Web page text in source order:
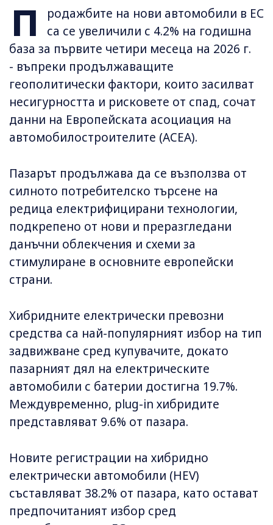
П
родажбите на нови автомобили в ЕС
са се увеличили с 4.2% на годишна
база за първите четири месеца на 2026 г.
- въпреки продължаващите
геополитически фактори, които засилват
несигурността и рисковете от спад, сочат
данни на Европейската асоциация на
автомобилостроителите (ACEA).
Пазарът продължава да се възползва от
силното потребителско търсене на
редица електрифицирани технологии,
подкрепено от нови и преразгледани
данъчни облекчения и схеми за
стимулиране в основните европейски
страни.
Хибридните електрически превозни
средства са най-популярният избор на тип
задвижване сред купувачите, докато
пазарният дял на електрическите
автомобили с батерии достигна 19.7%.
Междувременно, plug-in хибридите
представляват 9.6% от пазара.
Новите регистрации на хибридно
електрически автомобили (HEV)
съставляват 38.2% от пазара, като остават
предпочитаният избор сред